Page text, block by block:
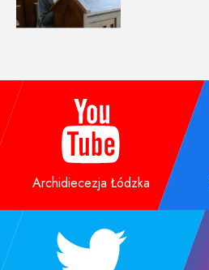
Archidiecezja Łódzka